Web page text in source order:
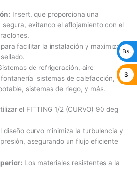
Insert, que proporciona una
segura, evitando el aflojamiento con el
para facilitar la instalación y maximizar
de refrigeración, aire
sistemas de calefacción,
sistemas de riego, y más.
el FITTING 1/2 (CURVO) 90 deg
diseño curvo minimiza la turbulencia y
asegurando un flujo eficiente
Los materiales resistentes a la
Bs.
$